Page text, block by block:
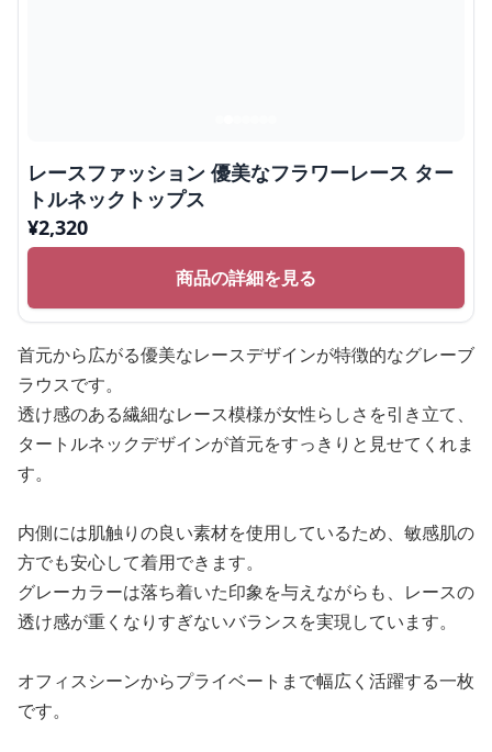
レースファッション 優美なフラワーレース ター
トルネックトップス
¥2,320
商品の詳細を見る
首元から広がる優美なレースデザインが特徴的なグレーブ
ラウスです。
透け感のある繊細なレース模様が女性らしさを引き立て、
タートルネックデザインが首元をすっきりと見せてくれま
す。
内側には肌触りの良い素材を使用しているため、敏感肌の
方でも安心して着用できます。
グレーカラーは落ち着いた印象を与えながらも、レースの
透け感が重くなりすぎないバランスを実現しています。
オフィスシーンからプライベートまで幅広く活躍する一枚
です。